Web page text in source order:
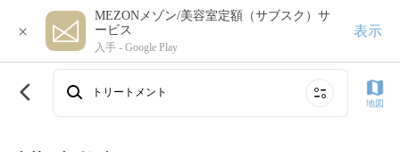
×
MEZONメゾン/美容室定額（サブスク）サ
ービス
入手 - Google Play
表示
トリートメント
地図